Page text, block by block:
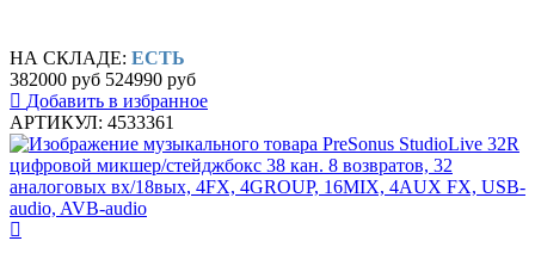
НА СКЛАДЕ: ЕСТЬ
382000 руб 524990 руб
Добавить в избранное
АРТИКУЛ: 4533361